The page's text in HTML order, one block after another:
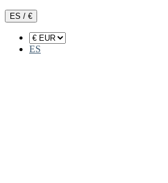
ES / €
ES